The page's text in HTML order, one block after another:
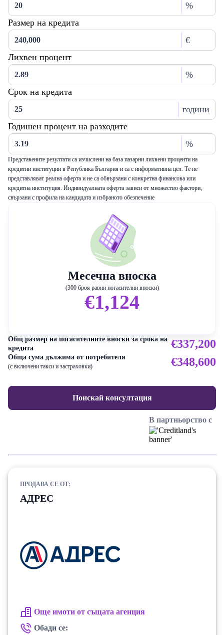
%
Размер на кредита
€
Лихвен процент
%
Срок на кредита
години
Годишен процент на разходите
%
Представените резултати са изчислени на база пазарни лихвени проценти на
кредитни институции в Република България и са с информативна цел. Те не
представляват реална оферта и не са обвързани с конкретна финансова или
кредитна институция. Индивидуалната оферта зависи от множество фактори,
свързани с профила на кандидата и избраното обезпечение
Месечна вноска
(300 броя равни погасителни вноски)
€1,124
Общ размер на погасителните вноски за срока на
кредита
€337,200
Обща сума дължима от потребителя
(с включени такси и застраховки) €348,600
Поискай консултация
В партньорство с
ПРОДАВА СЕ ОТ:
АДРЕС
Още имоти от същата агенция
Обади се: